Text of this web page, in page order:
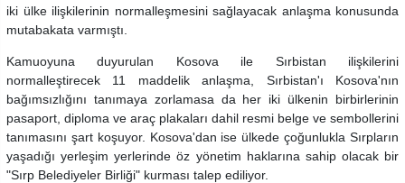
iki ülke ilişkilerinin normalleşmesini sağlayacak anlaşma konusunda
mutabakata varmıştı.
Kamuoyuna duyurulan Kosova ile Sırbistan ilişkilerini
normalleştirecek 11 maddelik anlaşma, Sırbistan'ı Kosova'nın
bağımsızlığını tanımaya zorlamasa da her iki ülkenin birbirlerinin
pasaport, diploma ve araç plakaları dahil resmi belge ve sembollerini
tanımasını şart koşuyor. Kosova'dan ise ülkede çoğunlukla Sırpların
yaşadığı yerleşim yerlerinde öz yönetim haklarına sahip olacak bir
"Sırp Belediyeler Birliği" kurması talep ediliyor.